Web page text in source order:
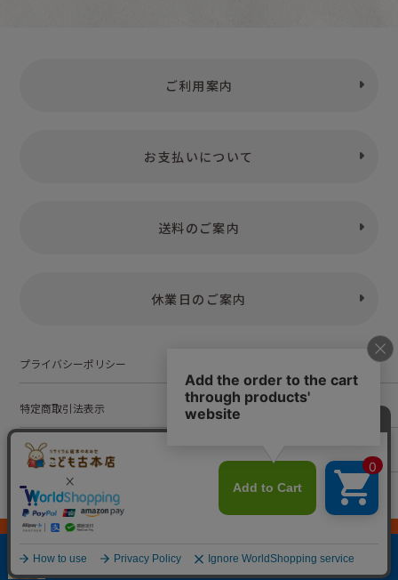
ご利用案内
お支払いについて
送料のご案内
休業日のご案内
プライバシーポリシー
特定商取引法表示
お問い合わせ
© Kodomofuruhonten. all rights reserved.